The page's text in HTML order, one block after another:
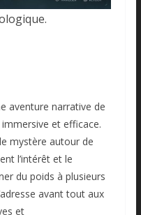
aventure narrative de
et efficace.
mystère autour de
l’intérêt et le
du poids à plusieurs
avant tout aux
et